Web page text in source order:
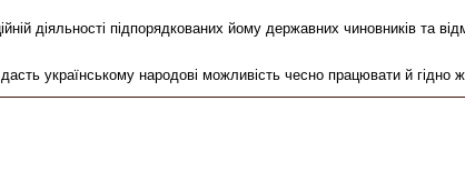
діяльності підпорядкованих йому державних чиновників та
українському народові можливість чесно працювати й гідно